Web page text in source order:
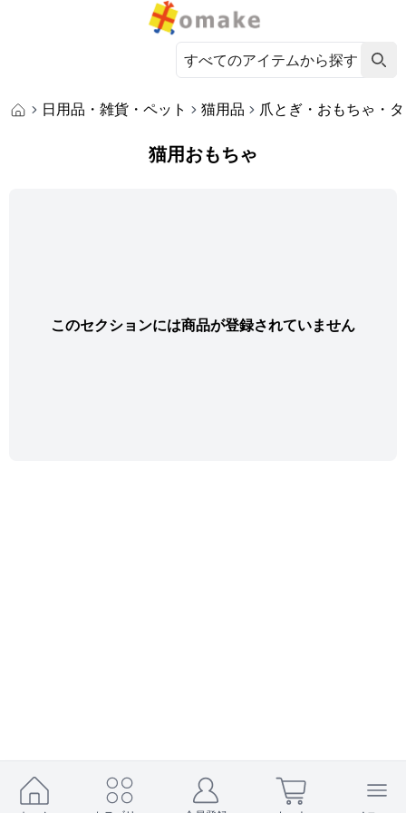
日用品・雑貨・ペット 猫用品 爪とぎ・おもちゃ・
猫用おもちゃ
このセクションには商品が登録されていません